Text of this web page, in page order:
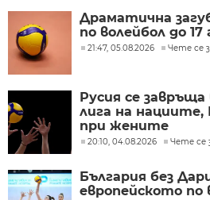
Драматична
по волейбол до
21:47, 05.08.2026 Чете се
Русия се
лига на нациите,
при жените
20:10, 04.08.2026 Чете се
България без
европейското по